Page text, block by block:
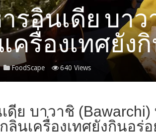
รอินเดีย บาว
ครื่องเทศยัง
FoodScape 640 Views
ดีย บาวาชิ
ลิ่นเครื่องเทศยังกินอร่อ